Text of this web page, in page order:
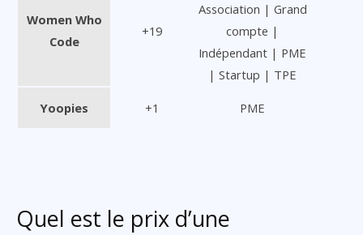
Women Who
Code
+19
Association | Grand
compte |
Indépendant | PME
| Startup | TPE
Yoopies +1 PME
Quel est le prix d’une